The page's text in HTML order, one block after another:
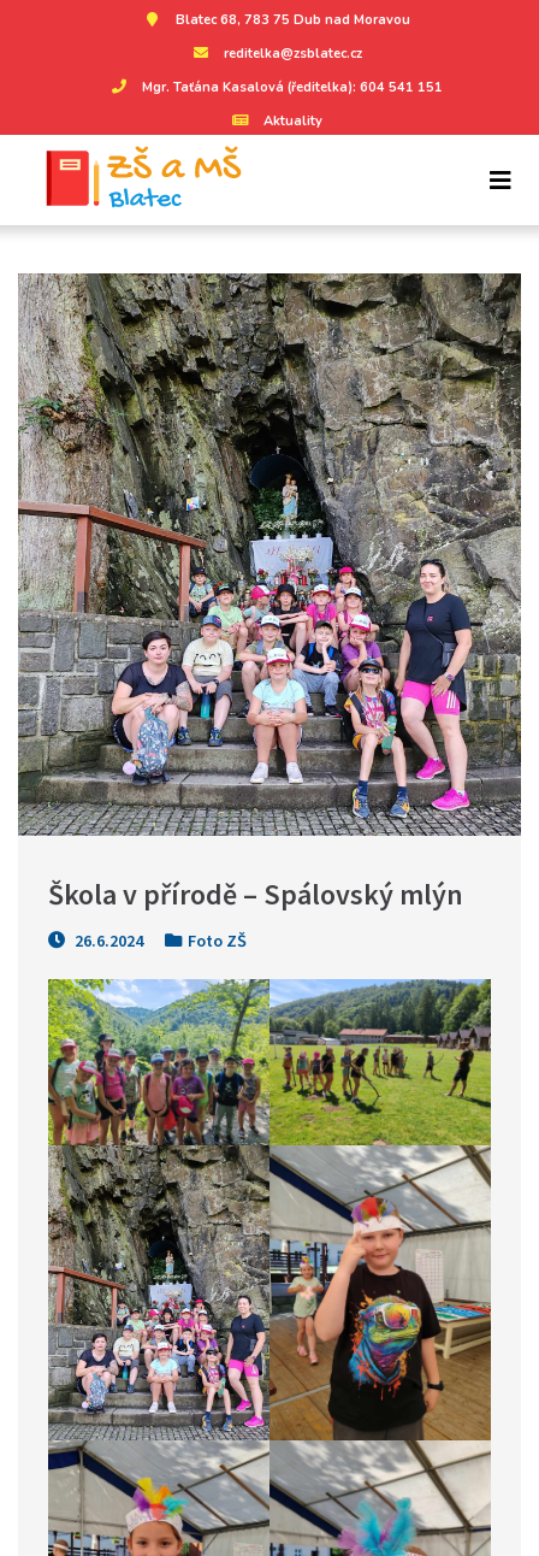
Blatec 68, 783 75 Dub nad Moravou
reditelka@zsblatec.cz
Mgr. Taťána Kasalová (ředitelka): 604 541 151
Aktuality
Škola v přírodě – Spálovský mlýn
26.6.2024 Foto ZŠ